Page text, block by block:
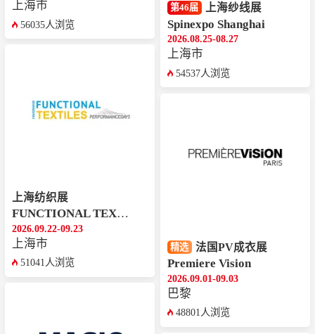
上海市
56035人浏览
上海纺织展
FUNCTIONAL TEXTILES SHANGHAI by PERFORMANCE DAYS
2026.09.22-09.23
上海市
51041人浏览
第46届 上海纱线展
Spinexpo Shanghai
2026.08.25-08.27
上海市
54537人浏览
精选 法国PV成衣展
Premiere Vision
2026.09.01-09.03
巴黎
48801人浏览